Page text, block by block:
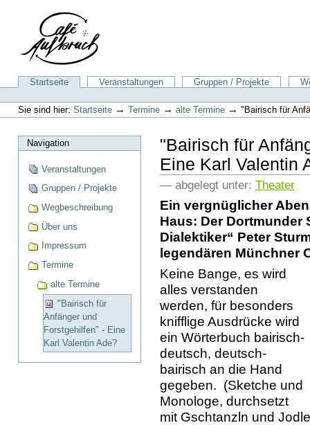
Navigation
SektionenStartseite Veranstaltungen Gruppen / Projekte
Benutzerspezifische
Werkzeuge
Sie sind hier: Startseite → Termine → alte Termine → "Bairisch für
Navigation
Veranstaltungen
Gruppen / Projekte
Wegbeschreibung
Über uns
Impressum
Termine
alte Termine
"Bairisch für
Anfänger und
Forstgehilfen" - Eine
Karl Valentin Ade?
"Bairisch für
Eine Karl Valentin
— abgelegt unter: Theater
Ein vergnüglicher
Haus: Der Dortmunder
Dialektiker“ Peter
legendären Münchner
Keine Bange, es wird
alles verstanden
werden, für besonders
knifflige Ausdrücke wird
ein Wörterbuch bairisch-
deutsch, deutsch-
bairisch an die Hand
gegeben. (Sketche und
Monologe, durchsetzt
mit Gschtanzln und